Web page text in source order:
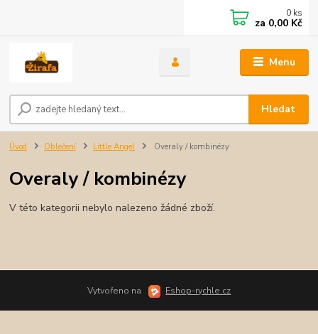
Menu
Hledat
0 ks
za 0,00 Kč
Úvod Oblečení Little Angel Overaly / kombinézy
Overaly / kombinézy
V této kategorii nebylo nalezeno žádné zboží.
Vytvořeno na Eshop-rychle.cz